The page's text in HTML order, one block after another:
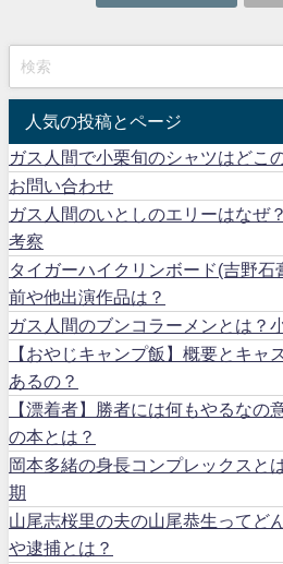
人気の投稿とページ
ガス人間で小栗旬のシャツはどこ
お問い合わせ
ガス人間のいとしのエリーはなぜ
考察
タイガーハイクリンボード(吉野石
前や他出演作品は？
ガス人間のブンコラーメンとは？
【おやじキャンプ飯】概要とキャ
あるの？
【漂着者】勝者には何もやるなの
の本とは？
岡本多緒の身長コンプレックスと
期
山尾志桜里の夫の山尾恭生ってど
や逮捕とは？